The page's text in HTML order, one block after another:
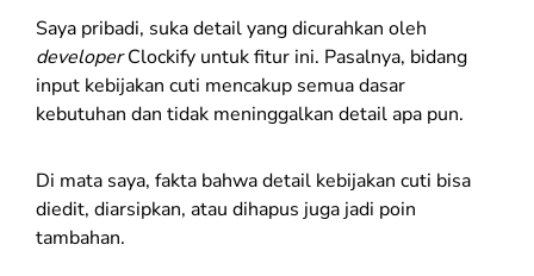
Saya pribadi, suka detail yang dicurahkan oleh
developerClockify untuk fitur ini. Pasalnya, bidang
input kebijakan cuti mencakup semua dasar
kebutuhan dan tidak meninggalkan detail apa pun.
Di mata saya, fakta bahwa detail kebijakan cuti bisa
diedit, diarsipkan, atau dihapus juga jadi poin
tambahan.